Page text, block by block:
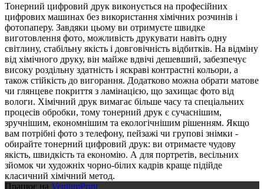
Тонерний цифровий друк виконується на професійних
цифрових машинах без використання хімічних розчинів і
фотопаперу. Завдяки цьому ви отримуєте швидке
виготовлення фото, можливість друкувати навіть одну
світлину, стабільну якість і довговічність відбитків. На відміну
від хімічного друку, він майже вдвічі дешевший, забезпечує
високу роздільну здатність і яскраві контрастні кольори, а
також стійкість до вигорання. Додатково можна обрати матове
чи глянцеве покриття з ламінацією, що захищає фото від
вологи. Хімічний друк вимагає більше часу та спеціальних
процесів обробки, тому тонерний друк є сучаснішим,
зручнішим, економнішим та екологічнішим рішенням. Якщо
вам потрібні фото з телефону, пейзажі чи групові знімки -
обирайте тонерний цифровий друк: ви отримаєте чудову
якість, швидкість та економію. А для портретів, весільних
зйомок чи художніх чорно-білих кадрів краще підійде
класичний хімічний метод.
Працює на VentumPrint